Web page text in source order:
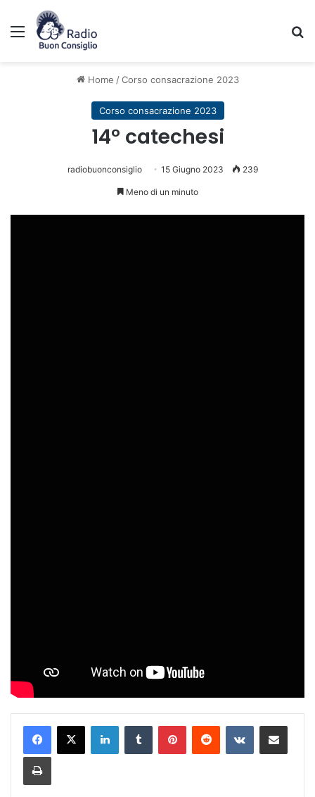
Menu
Home / Corso consacrazione 2023
Corso consacrazione 2023
14° catechesi
radiobuonconsiglio 15 Giugno 2023 239
Meno di un minuto